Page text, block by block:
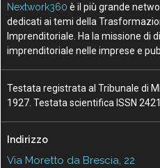
Nextwork360 è il più grande
dedicati ai temi della
Imprenditoriale. Ha la missione di
imprenditoriale nelle imprese e
Testata registrata al Tribunale di
1927. Testata scientifica ISSN
Indirizzo
Via Moretto da Brescia, 22